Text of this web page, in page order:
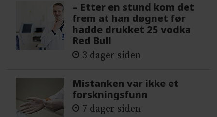
– Etter en stund kom det
frem at han døgnet før
hadde drukket 25 vodka
Red Bull
3 dager siden
Mistanken var ikke et
forskningsfunn
7 dager siden